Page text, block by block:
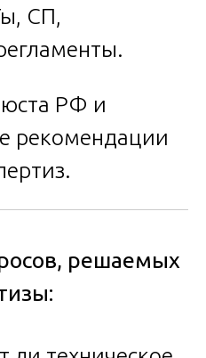
СП,
РФ и
рекомендации
решаемых